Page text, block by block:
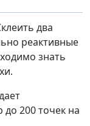
два
реактивные
знать
200 точек на